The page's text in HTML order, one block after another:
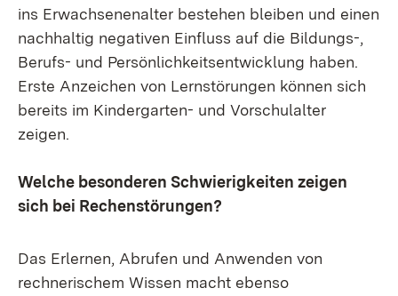
ins Erwachsenenalter bestehen bleiben und einen
nachhaltig negativen Einfluss auf die Bildungs-,
Berufs- und Persönlichkeitsentwicklung haben.
Erste Anzeichen von Lernstörungen können sich
bereits im Kindergarten- und Vorschulalter
zeigen.
Welche besonderen Schwierigkeiten zeigen
sich bei Rechenstörungen?
Das Erlernen, Abrufen und Anwenden von
rechnerischem Wissen macht ebenso